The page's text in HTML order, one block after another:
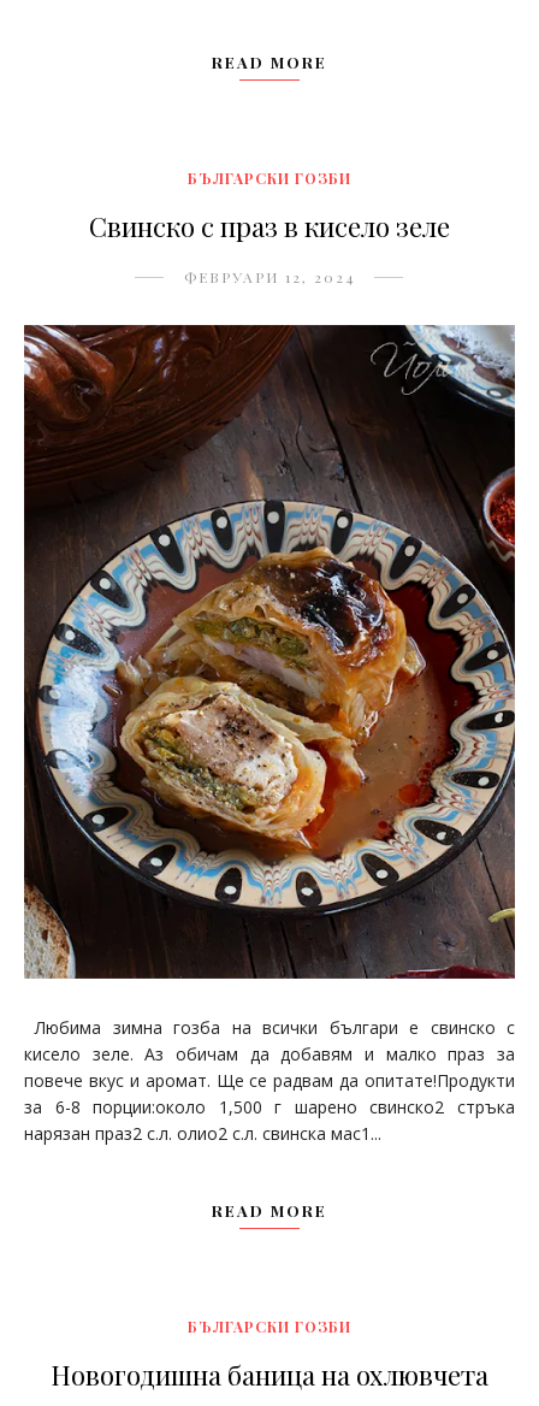
READ MORE
БЪЛГАРСКИ ГОЗБИ
Свинско с праз в кисело зеле
ФЕВРУАРИ 12, 2024
Любима зимна гозба на всички българи е свинско с
кисело зеле. Аз обичам да добавям и малко праз за
повече вкус и аромат. Ще се радвам да опитате!Продукти
за 6-8 порции:около 1,500 г шарено свинско2 стръка
нарязан праз2 с.л. олио2 с.л. свинска мас1...
READ MORE
БЪЛГАРСКИ ГОЗБИ
Новогодишна баница на охлювчета